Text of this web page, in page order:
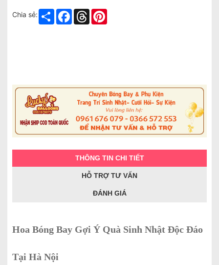
Chia sẻ: Share Facebook
Threads
THÔNG TIN CHI TIẾT
HỖ TRỢ TƯ VẤN
ĐÁNH GIÁ
Hoa Bóng Bay Gợi Ý Quà Sinh Nhật Độc Đáo
Tại Hà Nội